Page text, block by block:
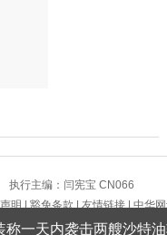
行主编：闫宪宝 CN066
明 | 豁免条款 | 友情链接 | 中华
绷紧暑期护娃安全这根弦
卡景观 受访者感觉“不搭
称一天内袭击两艘沙特